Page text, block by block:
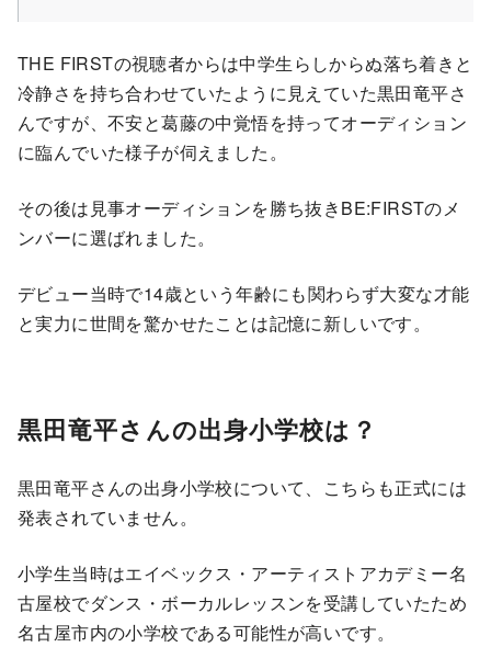
THE FIRSTの視聴者からは中学生らしからぬ落ち着きと
冷静さを持ち合わせていたように見えていた黒田竜平さ
んですが、不安と葛藤の中覚悟を持ってオーディション
に臨んでいた様子が伺えました。
その後は見事オーディションを勝ち抜きBE:FIRSTのメ
ンバーに選ばれました。
デビュー当時で14歳という年齢にも関わらず大変な才能
と実力に世間を驚かせたことは記憶に新しいです。
黒田竜平さんの出身小学校は？
黒田竜平さんの出身小学校について、こちらも正式には
発表されていません。
小学生当時はエイベックス・アーティストアカデミー名
古屋校でダンス・ボーカルレッスンを受講していたため
名古屋市内の小学校である可能性が高いです。